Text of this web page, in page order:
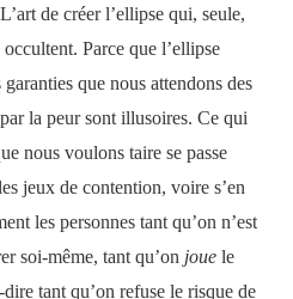
de créer l’ellipse qui, seule,
Parce que l’ellipse
que nous attendons des
la peur sont illusoires. Ce qui
nous voulons taire se passe
jeux de contention, voire s’en
les personnes tant qu’on n’est
soi-même, tant qu’on joue le
tant qu’on refuse le risque de